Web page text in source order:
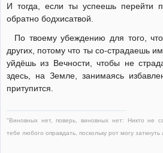
И тогда, если ты успеешь перейти
обратно бодхисатвой.
По твоему убеждению для того,
других, потому что ты со-страдаешь
уйдёшь из Вечности, чтобы не
здесь, на Земле, занимаясь
притупится.
"Виновных нет, поверь, виновных нет: Никто не
тебе любого оправдать, поскольку рот могу